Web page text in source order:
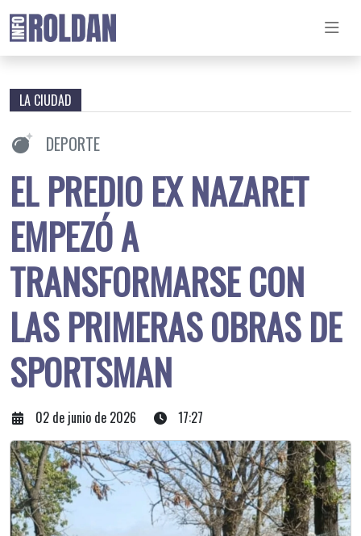
LA CIUDAD
DEPORTE
EL PREDIO EX NAZARET
EMPEZÓ A
TRANSFORMARSE CON
LAS PRIMERAS OBRAS DE
SPORTSMAN
02 de junio de 2026 17:27